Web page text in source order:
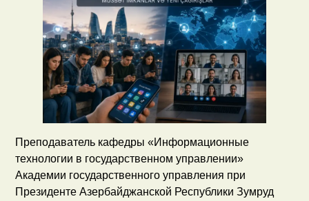
Преподаватель кафедры «Информационные
технологии в государственном управлении»
Академии государственного управления при
Президенте Азербайджанской Республики Зумруд